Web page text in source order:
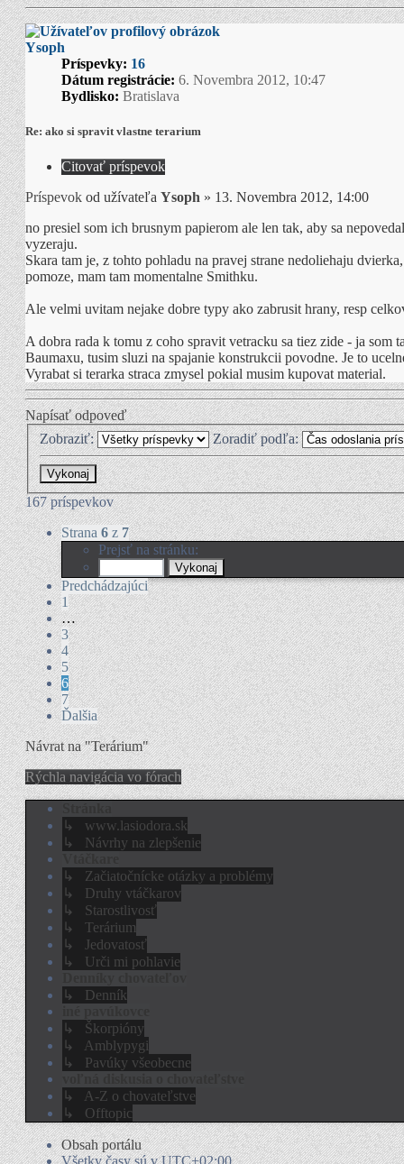
Ysoph
Príspevky: 16
Dátum registrácie: 6. Novembra 2012, 10:47
Bydlisko: Bratislava
Re: ako si spravit vlastne terarium
Citovať príspevok
Príspevok od užívateľa Ysoph » 13. Novembra 2012, 14:00
no presiel som ich brusnym papierom ale len tak, aby sa
vyzeraju.
Skara tam je, z tohto pohladu na pravej strane nedoliehaju
pomoze, mam tam momentalne Smithku.
Ale velmi uvitam nejake dobre typy ako zabrusit hrany, resp
A dobra rada k tomu z coho spravit vetracku sa tiez zide - ja som
Baumaxu, tusim sluzi na spajanie konstrukcii povodne. Je to
Vyrabat si terarka straca zmysel pokial musim kupovat material.
Napísať odpoveď
Zobraziť:
Zoradiť podľa:
167 príspevkov
Strana 6 z 7
Prejsť na stránku:
Predchádzajúci
1
…
3
4
5
6
7
Ďalšia
Návrat na "Terárium"
Rýchla navigácia vo fórach
↳ www.lasiodora.sk
↳ Návrhy na zlepšenie
↳ Začiatočnícke otázky a problémy
↳ Druhy vtáčkarov
↳ Starostlivosť
↳ Terárium
↳ Jedovatosť
↳ Urči mi pohlavie
↳ Denník
↳ Škorpióny
↳ Amblypygi
↳ Pavúky všeobecne
↳ A-Z o chovateľstve
↳ Offtopic
Obsah portálu
Všetky časy sú vUTC+02:00